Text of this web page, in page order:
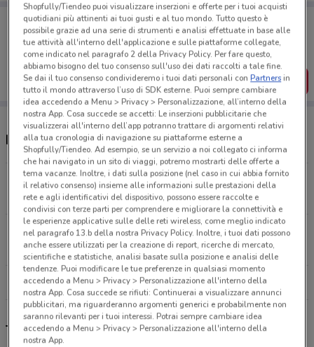
Porta DoveConviene sempre con te!
Puoi trovare le migliori offerte dei negozi vicino a te,
salvarle e creare la tua lista del risparmio, comodamente
dal tuo cellulare.
SCARICA L’APP
Negozi Tecnomat a Ciampino
Via Prenestina Bis snc Roma
9 km
APERTO
Via Pontina Km 47.200 Aprilia
25.7 km
APERTO
Tutti i negozi Tecnomat
Tecnomat, offerte e negozi
Shopfully/Tiendeo puoi visualizzare inserzioni e offerte per i tuoi acquisti
quotidiani più attinenti ai tuoi gusti e al tuo mondo. Tutto questo è
possibile grazie ad una serie di strumenti e analisi effettuate in base alle
tue attività all'interno dell'applicazione e sulle piattaforme collegate,
come indicato nel paragrafo 2 della Privacy Policy. Per fare questo,
abbiamo bisogno del tuo consenso sull'uso dei dati raccolti a tale fine.
Se dai il tuo consenso condivideremo i tuoi dati personali conPartnersin
tutto il mondo attraverso l’uso di SDK esterne. Puoi sempre cambiare
idea accedendo a Menu > Privacy > Personalizzazione, all’interno della
nostra App. Cosa succede se accetti: Le inserzioni pubblicitarie che
visualizzerai all'interno dell’app potranno trattare di argomenti relativi
alla tua cronologia di navigazione su piattaforme esterne a
Shopfully/Tiendeo. Ad esempio, se un servizio a noi collegato ci informa
che hai navigato in un sito di viaggi, potremo mostrarti delle offerte a
tema vacanze. Inoltre, i dati sulla posizione (nel caso in cui abbia fornito
il relativo consenso) insieme alle informazioni sulle prestazioni della
rete e agli identificativi del dispositivo, possono essere raccolte e
condivisi con terze parti per comprendere e migliorare la connettività e
le esperienze applicative sulle delle reti wireless, come meglio indicato
nel paragrafo 13.b della nostra Privacy Policy. Inoltre, i tuoi dati possono
anche essere utilizzati per la creazione di report, ricerche di mercato,
scientifiche e statistiche, analisi basate sulla posizione e analisi delle
tendenze. Puoi modificare le tue preferenze in qualsiasi momento
accedendo a Menu > Privacy > Personalizzazione all'interno della
nostra App. Cosa succede se rifiuti: Continuerai a visualizzare annunci
pubblicitari, ma riguarderanno argomenti generici e probabilmente non
saranno rilevanti per i tuoi interessi. Potrai sempre cambiare idea
accedendo a Menu > Privacy > Personalizzazione all'interno della
nostra App.